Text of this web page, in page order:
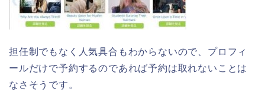
担任制でもなく人気具合もわからないので、プロフィ
ールだけで予約するのであれば予約は取れないことは
なさそうです。